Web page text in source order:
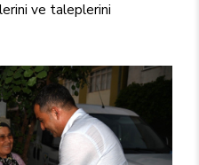
ve taleplerini